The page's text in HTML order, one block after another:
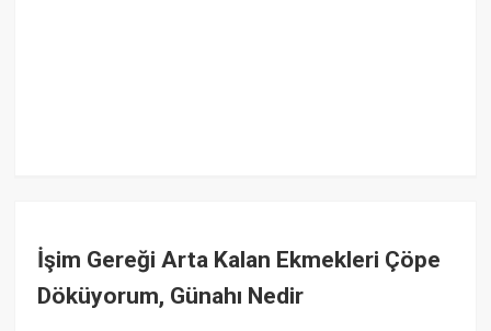
İşim Gereği Arta Kalan Ekmekleri Çöpe
Döküyorum, Günahı Nedir